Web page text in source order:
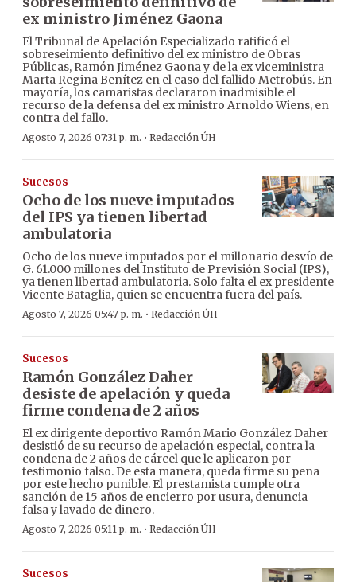
ex ministro Jiménez Gaona
El Tribunal de Apelación Especializado ratificó el
sobreseimiento definitivo del ex ministro de Obras
Públicas, Ramón Jiménez Gaona y de la ex viceministra
Marta Regina Benítez en el caso del fallido Metrobús. En
mayoría, los camaristas declararon inadmisible el
recurso de la defensa del ex ministro Arnoldo Wiens, en
contra del fallo.
Agosto 7, 2026 07:31 p. m. · Redacción ÚH
Sucesos
Ocho de los nueve imputados
del IPS ya tienen libertad
ambulatoria
Ocho de los nueve imputados por el millonario desvío de
G. 61.000 millones del Instituto de Previsión Social (IPS),
ya tienen libertad ambulatoria. Solo falta el ex presidente
Vicente Bataglia, quien se encuentra fuera del país.
Agosto 7, 2026 05:47 p. m. · Redacción ÚH
Sucesos
Ramón González Daher
desiste de apelación y queda
firme condena de 2 años
El ex dirigente deportivo Ramón Mario González Daher
desistió de su recurso de apelación especial, contra la
condena de 2 años de cárcel que le aplicaron por
testimonio falso. De esta manera, queda firme su pena
por este hecho punible. El prestamista cumple otra
sanción de 15 años de encierro por usura, denuncia
falsa y lavado de dinero.
Agosto 7, 2026 05:11 p. m. · Redacción ÚH
Sucesos